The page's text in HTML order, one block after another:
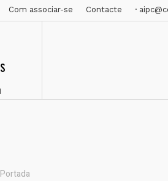
Com associar-se Contacte ·
Portada